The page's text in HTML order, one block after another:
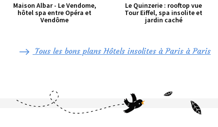
Maison Albar - Le Vendome,
hôtel spa entre Opéra et
Vendôme
Le Quinzerie : rooftop vue
Tour Eiffel, spa insolite et
jardin caché
Tous les bons plans Hôtels insolites à Paris à Paris